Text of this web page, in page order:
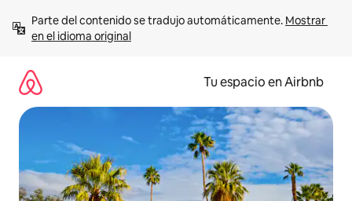
contenido
Parte del contenido se tradujo automáticamente. Mostrar
en el idioma original
Tu espacio en Airbnb